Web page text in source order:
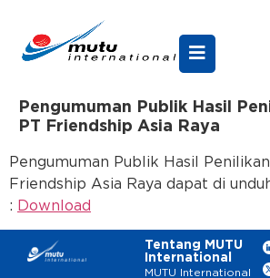
Pengumuman Publik Hasil
PT Friendship Asia Raya
Pengumuman Publik Hasil
Friendship Asia Raya dapat di
: Download
Tentang MUTU
International
MUTU International